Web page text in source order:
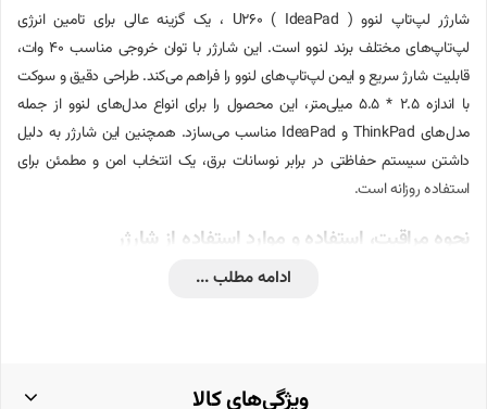
شارژر لپ‌تاپ لنوو U260 ( IdeaPad ) ، یک گزینه عالی برای تامین انرژی
لپ‌تاپ‌های مختلف برند لنوو است. این شارژر با توان خروجی مناسب 40 وات،
قابلیت شارژ سریع و ایمن لپ‌تاپ‌های لنوو را فراهم می‌کند. طراحی دقیق و سوکت
با اندازه 2.5 * 5.5 میلی‌متر، این محصول را برای انواع مدل‌های لنوو از جمله
مدل‌های ThinkPad و IdeaPad مناسب می‌سازد. همچنین این شارژر به دلیل
داشتن سیستم حفاظتی در برابر نوسانات برق، یک انتخاب امن و مطمئن برای
استفاده روزانه است.
نحوه مراقبت، استفاده و موارد استفاده از شارژر
ادامه مطلب ...
ویژگی‌های کالا